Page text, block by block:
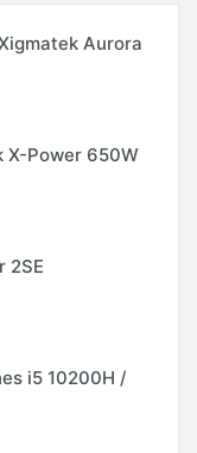
Aurora
X-Power 650W
2SE
i5 10200H /